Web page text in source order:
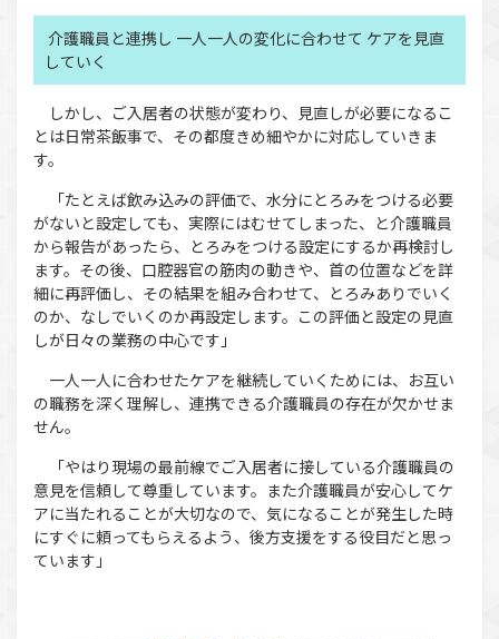
介護職員と連携し 一人一人の変化に合わせて ケアを見直
していく
しかし、ご入居者の状態が変わり、見直しが必要になるこ
とは日常茶飯事で、その都度きめ細やかに対応していきま
す。
「たとえば飲み込みの評価で、水分にとろみをつける必要
がないと設定しても、実際にはむせてしまった、と介護職員
から報告があったら、とろみをつける設定にするか再検討し
ます。その後、口腔器官の筋肉の動きや、首の位置などを詳
細に再評価し、その結果を組み合わせて、とろみありでいく
のか、なしでいくのか再設定します。この評価と設定の見直
しが日々の業務の中心です」
一人一人に合わせたケアを継続していくためには、お互い
の職務を深く理解し、連携できる介護職員の存在が欠かせま
せん。
「やはり現場の最前線でご入居者に接している介護職員の
意見を信頼して尊重しています。また介護職員が安心してケ
アに当たれることが大切なので、気になることが発生した時
にすぐに頼ってもらえるよう、後方支援をする役目だと思っ
ています」